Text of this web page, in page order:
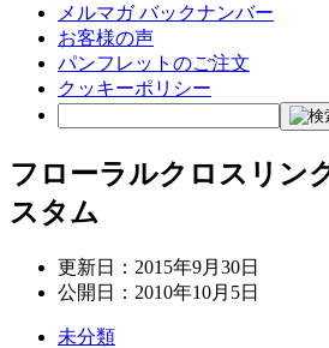
メルマガ バックナンバー
お客様の声
パンフレットのご注文
クッキーポリシー
フローラルクロスリン
スタム
更新日： 2015年9月30日
公開日： 2010年10月5日
未分類